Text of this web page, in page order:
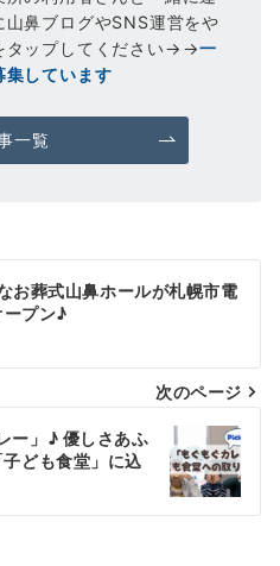
鼻ブログやSNS運営をや
タップしてください→→一
集しています
一覧
お葬式山鼻ホールが札幌市電
プン♪
次のページ
ー」♪ 優しさあふ
ども食堂」に込